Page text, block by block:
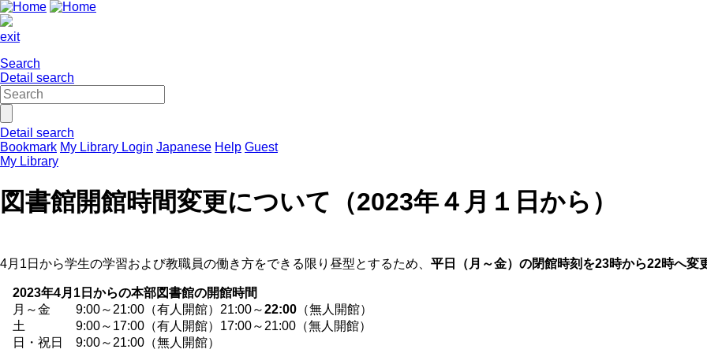
exit
Search
Detail search
Detail search
Bookmark My Library Login Japanese Help Guest
My Library
図書館開館時間変更について（2023年４月１日から）
4月1日から学生の学習および教職員の働き方をできる限り昼型とするため、 平日（月～金）の閉館時刻を23時から22時へ変
2023年4月1日からの本部図書館の開館時間
月～金 9:00～21:00（有人開館）21:00～22:00 （無人開館）
土 9:00～17:00（有人開館）17:00～21:00（無人開館）
日・祝日 9:00～21:00（無人開館）